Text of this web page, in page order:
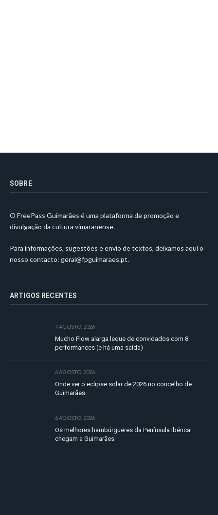
SOBRE
O FreePass Guimarães é uma plataforma de promoção e
divulgação da cultura vimaranense.
Para informações, sugestões e envio de textos, deixamos aqui o
nosso contacto: geral@fpguimaraes.pt.
ARTIGOS RECENTES
7 AGOSTO, 2026
Mucho Flow alarga leque de convidados com 8
performances (e há uma saída)
6 AGOSTO, 2026
Onde ver o eclipse solar de 2026 no concelho de
Guimarães
6 AGOSTO, 2026
Os melhores hambúrgueres da Península Ibérica
chegam a Guimarães